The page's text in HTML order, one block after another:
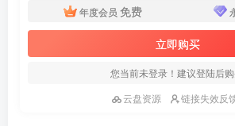
年度会员 免费
立即购买
您当前未登录！建议登陆后
云盘资源
链接失效反